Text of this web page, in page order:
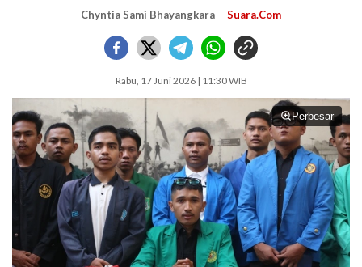
Chyntia Sami Bhayangkara Suara.Com
Rabu, 17 Juni 2026 | 11:30 WIB
Perbesar